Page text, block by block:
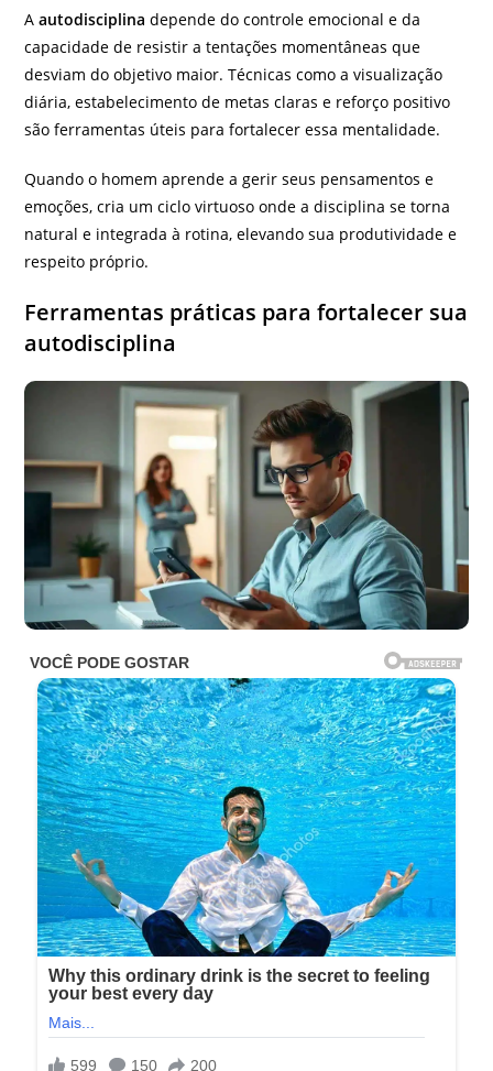
Aautodisciplina depende do controle emocional e da
capacidade de resistir a tentações momentâneas que
desviam do objetivo maior. Técnicas como a visualização
diária, estabelecimento de metas claras e reforço positivo
são ferramentas úteis para fortalecer essa mentalidade.
Quando o homem aprende a gerir seus pensamentos e
emoções, cria um ciclo virtuoso onde a disciplina se torna
natural e integrada à rotina, elevando sua produtividade e
respeito próprio.
Ferramentas práticas para fortalecer sua
autodisciplina